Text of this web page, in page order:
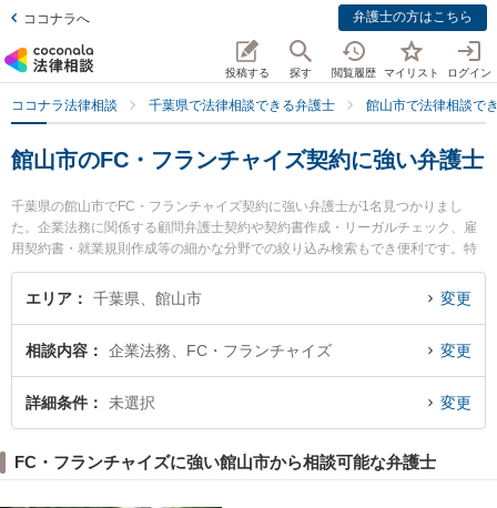
ココナラへ 弁護士の方はこちら
投稿する 探す 閲覧履歴 マイリスト ログイン
ココナラ法律相談 千葉県で法律相談できる弁護士 館山市で法律相談で
館山市のFC・フランチャイズ契約に強い弁護士
千葉県の館山市でFC・フランチャイズ契約に強い弁護士が1名見つかりまし
た。企業法務に関係する顧問弁護士契約や契約書作成・リーガルチェック、雇
用契約書・就業規則作成等の細かな分野での絞り込み検索もでき便利です。特
にたぶのき法律事務所の笹子 健一弁護士のプロフィール情報や弁護士費用、強
みなどが注目されています。『館山市で土日や夜間に発生したFC・フランチャ
C・フランチャイズ契約を法律相談できる館山市内の弁護士に相談予約した
い』などでお困りの相談者さんにおすすめです。
エリア 千葉県、館山市 変更
相談内容 企業法務、FC・フランチャイズ 変更
詳細条件 未選択 変更
FC・フランチャイズに強い館山市から相談可能な弁護士